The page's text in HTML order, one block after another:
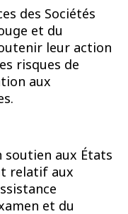
des Sociétés
et du
leur action
risques de
aux
soutien aux États
relatif aux
et du